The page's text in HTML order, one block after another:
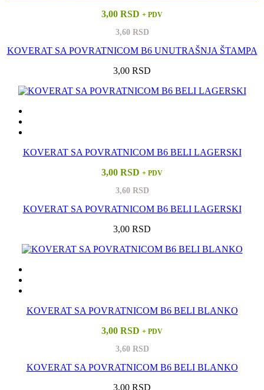
3,00 RSD + PDV
3,60 RSD
KOVERAT SA POVRATNICOM B6 UNUTRAŠNJA ŠTAMPA
3,00 RSD
KOVERAT SA POVRATNICOM B6 BELI LAGERSKI
3,00 RSD + PDV
3,60 RSD
KOVERAT SA POVRATNICOM B6 BELI LAGERSKI
3,00 RSD
KOVERAT SA POVRATNICOM B6 BELI BLANKO
3,00 RSD + PDV
3,60 RSD
KOVERAT SA POVRATNICOM B6 BELI BLANKO
3,00 RSD